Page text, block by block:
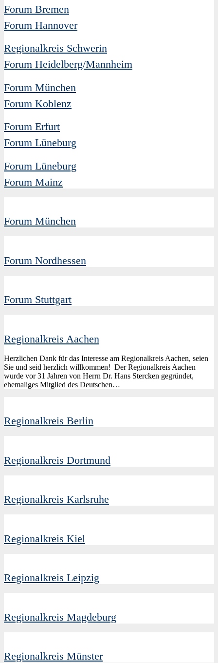
Forum Bremen
Regionalkreis Schwerin
Forum München
Forum Erfurt
Forum Lüneburg
Forum Hannover
Forum Heidelberg/Mannheim
Forum Koblenz
Forum Lüneburg
Forum Mainz
Forum München
Forum Nordhessen
Forum Stuttgart
Regionalkreis Aachen
Herzlichen Dank für das Interesse am Regionalkreis Aachen, seien
Sie und seid herzlich willkommen! Der Regionalkreis Aachen
wurde vor 31 Jahren von Herrn Dr. Hans Stercken gegründet,
ehemaliges Mitglied des Deutschen…
Regionalkreis Berlin
Regionalkreis Dortmund
Regionalkreis Karlsruhe
Regionalkreis Kiel
Regionalkreis Leipzig
Regionalkreis Magdeburg
Regionalkreis Münster